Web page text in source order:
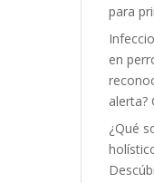
para
en
alerta?
¿Qué